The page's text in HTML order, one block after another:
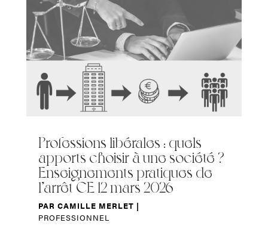
Professions libérales : quels
apports choisir à une société ?
Enseignements pratiques de
l’arrêt CE 12 mars 2026
PAR CAMILLE MERLET |
PROFESSIONNEL